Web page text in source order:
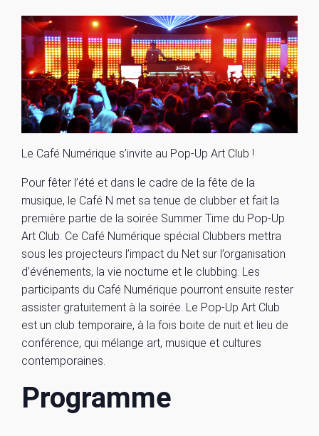
Le Café Numérique s’invite au Pop-Up Art Club !
Pour fêter l’été et dans le cadre de la fête de la
musique, le Café N met sa tenue de clubber et fait la
première partie de la soirée Summer Time du Pop-Up
Art Club. Ce Café Numérique spécial Clubbers mettra
sous les projecteurs l’impact du Net sur l’organisation
d’événements, la vie nocturne et le clubbing. Les
participants du Café Numérique pourront ensuite rester
assister gratuitement à la soirée. Le Pop-Up Art Club
est un club temporaire, à la fois boite de nuit et lieu de
conférence, qui mélange art, musique et cultures
contemporaines.
Programme